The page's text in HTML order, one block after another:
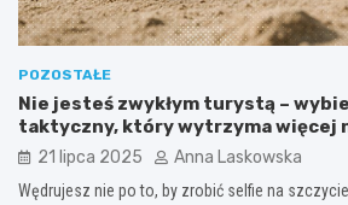
POZOSTAŁE
Nie jesteś zwykłym turystą –
taktyczny, który wytrzyma więcej
21 lipca 2025 Anna Laskowska
Wędrujesz nie po to, by zrobić selfie na